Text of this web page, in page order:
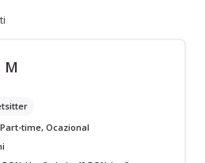
M
time, Ocazional